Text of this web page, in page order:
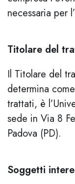
necessaria per
Titolare del
Il Titolare del
determina
trattati, è
sede in Via 8
Padova (PD).
Soggetti